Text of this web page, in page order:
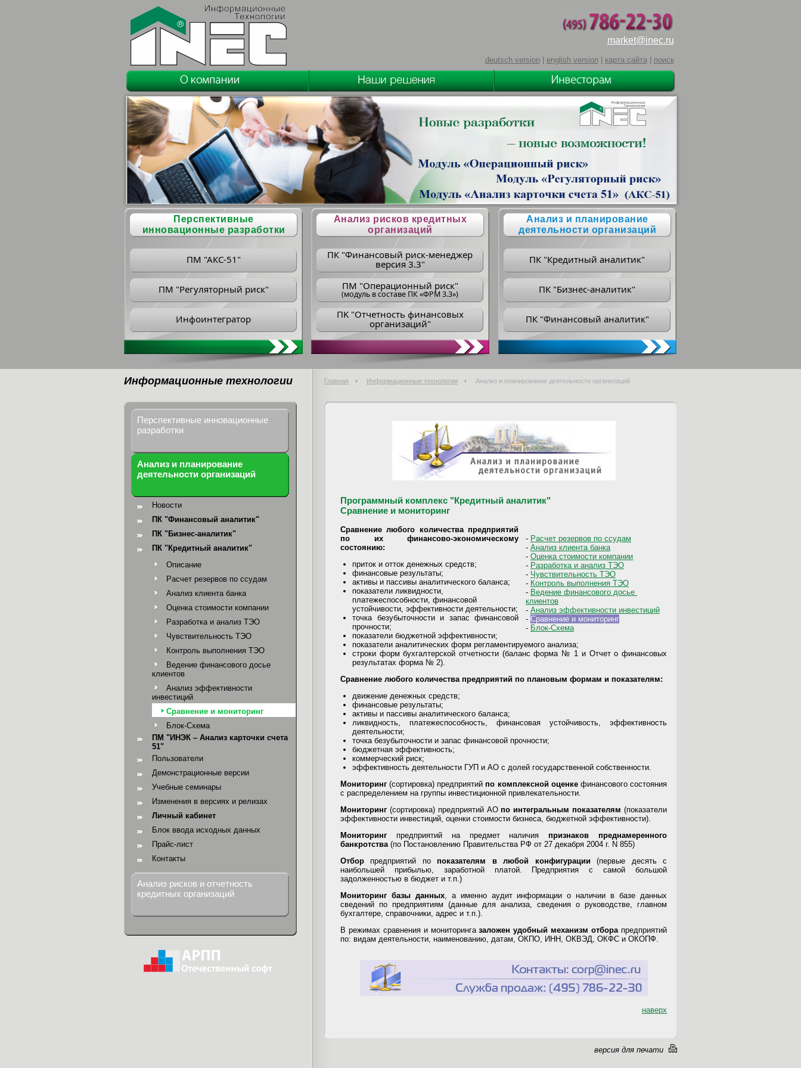
market@inec.ru
deutsch version| english version| карта сайта| поиск
Перспективные
инновационные разработки
ПМ "АКС-51"
ПМ "Регуляторный риск"
Инфоинтегратор
Анализ рисков кредитных
организаций
ПК "Финансовый риск-менеджер
версия 3.3"
ПM "Операционный риск"
(модуль в составе ПК «ФРМ 3.3»)
ПK "Отчетность финансовых
организаций"
Анализ и планирование
деятельности организаций
ПК "Кредитный аналитик"
ПК "Бизнес-аналитик"
ПК "Финансовый аналитик"
Информационные технологии Главная Информационные технологии Анализ и планирование деятельности организаций
Перспективные инновационные
разработки
Анализ и планирование
деятельности организаций
Новости
ПК "Финансовый аналитик"
ПК "Бизнес-аналитик"
ПК "Кредитный аналитик"
Описание
Расчет резервов по ссудам
Анализ клиента банка
Оценка стоимости компании
Разработка и анализ ТЭО
Чувствительность ТЭО
Контроль выполнения ТЭО
Ведение финансового досье
клиентов
Анализ эффективности
инвестиций
Сравнение и мониторинг
Блок-Схема
ПМ "ИНЭК – Анализ карточки счета
51"
Пользователи
Демонстрационные версии
Учебные семинары
Изменения в версиях и релизах
Личный кабинет
Блок ввода исходных данных
Прайс-лист
Контакты
Анализ рисков и отчетность
кредитных организаций
Программный комплекс "Кредитный аналитик"
Сравнение и мониторинг
- Расчет резервов по ссудам
- Анализ клиента банка
- Оценка стоимости компании
- Разработка и анализ ТЭО
- Чувствительность ТЭО
- Контроль выполнения ТЭО
- Ведение финансового досье
клиентов
- Анализ эффективности инвестиций
- Сравнение и мониторинг
- Блок-Схема
Сравнение любого количества предприятий
по их финансово-экономическому
состоянию:
приток и отток денежных средств;
финансовые результаты;
активы и пассивы аналитического баланса;
показатели ликвидности,
платежеспособности, финансовой
устойчивости, эффективности деятельности;
точка безубыточности и запас финансовой
прочности;
показатели бюджетной эффективности;
показатели аналитических форм регламентируемого анализа;
строки форм бухгалтерской отчетности (баланс форма № 1 и Отчет о финансовых
результатах форма № 2).
Сравнение любого количества предприятий по плановым формам и показателям:
движение денежных средств;
финансовые результаты;
активы и пассивы аналитического баланса;
ликвидность, платежеспособность, финансовая устойчивость, эффективность
деятельности;
точка безубыточности и запас финансовой прочности;
бюджетная эффективность;
коммерческий риск;
эффективность деятельности ГУП и АО с долей государственной собственности.
Мониторинг (сортировка) предприятий по комплексной оценкефинансового состояния
с распределением на группы инвестиционной привлекательности.
Мониторинг (сортировка) предприятий АО по интегральным показателям (показатели
эффективности инвестиций, оценки стоимости бизнеса, бюджетной эффективности).
Мониторинг предприятий на предмет наличия признаков преднамеренного
банкротства (по Постановлению Правительства РФ от 27 декабря 2004 г. N 855)
Отбор предприятий по показателям в любой конфигурации (первые десять с
наибольшей прибылью, заработной платой. Предприятия с самой большой
задолженностью в бюджет и т.п.)
Мониторинг базы данных, а именно аудит информации о наличии в базе данных
сведений по предприятиям (данные для анализа, сведения о руководстве, главном
бухгалтере, справочники, адрес и т.п.).
В режимах сравнения и мониторингазаложен удобный механизм отбора предприятий
по: видам деятельности, наименованию, датам, ОКПО, ИНН, ОКВЭД, ОКФС и ОКОПФ.
наверх
версия для печати